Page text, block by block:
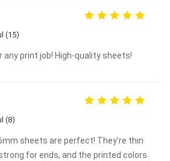
(15)
any print job! High-quality sheets!
(8)
sheets are perfect! They're thin
for ends, and the printed colors